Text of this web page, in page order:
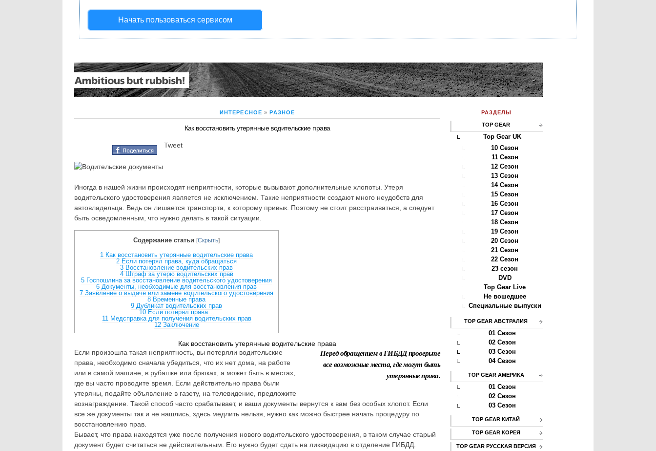
Начать пользоваться сервисом
ИНТЕРЕСНОЕ »РАЗНОЕ
Как восстановить утерянные водительские права
Tweet
Иногда в нашей жизни происходят неприятности, которые вызывают дополнительные хлопоты. Утеря
водительского удостоверения является не исключением. Такие неприятности создают много неудобств для
автовладельца. Ведь он лишается транспорта, к которому привык. Поэтому не стоит расстраиваться, а следует
быть осведомленным, что нужно делать в такой ситуации.
Содержание статьи [Скрыть]
1 Как восстановить утерянные водительские права
2 Если потерял права, куда обращаться
3 Восстановление водительских прав
4Штраф за утерю водительских прав
5 Госпошлина за восстановление водительского удостоверения
6 Документы, необходимые для восстановления прав
7 Заявление о выдаче или замене водительского удостоверения
8 Временные права
9 Дубликат водительских прав
10Если потерял права…
11Медсправка для получения водительских прав
12Заключение
Как восстановить утерянные водительские права
Перед обращением в ГИБДД проверьте
все возможные места, где могут быть
утерянные права.
Если произошла такая неприятность, вы потеряли водительские
права, необходимо сначала убедиться, что их нет дома, на работе
или в самой машине, в рубашке или брюках, а может быть в местах,
где вы часто проводите время. Если действительно права были
утеряны, подайте объявление в газету, на телевидение, предложите
вознаграждение. Такой способ часто срабатывает, и ваши документы вернутся к вам без особых хлопот. Если
все же документы так и не нашлись, здесь медлить нельзя, нужно как можно быстрее начать процедуру по
восстановлению прав.
Бывает, что права находятся уже после получения нового водительского удостоверения, в таком случае старый
документ будет считаться не действительным. Его нужно будет сдать на ликвидацию в отделение ГИБДД.
РАЗДЕЛЫ
TOP GEAR
Top Gear UK
10 Сезон
11 Сезон
12 Сезон
13 Сезон
14 Сезон
15 Сезон
16 Сезон
17 Сезон
18 Сезон
19 Сезон
20 Сезон
21 Сезон
22 Сезон
23 сезон
DVD
Top Gear Live
Не вошедшее
Специальные выпуски
TOP GEAR АВСТРАЛИЯ
01 Сезон
02 Сезон
03 Сезон
04 Сезон
TOP GEAR АМЕРИКА
01 Сезон
02 Сезон
03 Сезон
TOP GEAR КИТАЙ
TOP GEAR КОРЕЯ
TOP GEAR РУССКАЯ ВЕРСИЯ